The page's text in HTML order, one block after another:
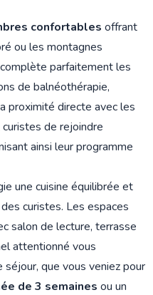
confortables offrant
ou les montagnes
complète parfaitement les
de balnéothérapie,
proximité directe avec les
de rejoindre
ainsi leur programme
une cuisine équilibrée et
curistes. Les espaces
salon de lecture, terrasse
attentionné vous
que vous veniez pour
de 3 semaines ou un